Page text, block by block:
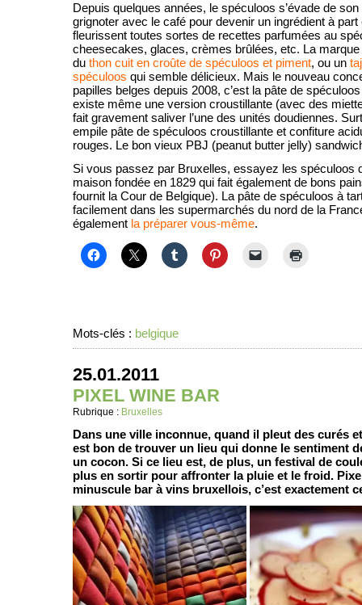
Depuis quelques années, le spéculoos s’évade de
grignoter avec le café pour devenir un ingrédient à part
fleurissent toutes sortes de recettes parfumées au
cheesecakes, glaces, crèmes brûlées, etc. La
du thon cuit en croûte de spéculoos et piment, ou un
spéculoos qui semble délicieux. Mais le nouveau
papilles belges depuis 2008, c’est la pâte de
existe même une version croustillante (avec des
fait gravement saliver l’une des unités doudiennes.
empile pâte de spéculoos croustillante et confiture
rouges. Le bon vieux PBJ (peanut butter jelly)
Si vous passez par Bruxelles, essayez les spéculoos
maison fondée en 1829 qui fait également de bons
fournit la Cour de Belgique). La pâte de spéculoos à
facilement dans les supermarchés du nord de la
également la préparer vous-même.
Mots-clés : belgique
25.01.2011
PIXEL WINE BAR
Rubrique : Bruxelles
Dans une ville inconnue, quand il pleut des curés
est bon de trouver un lieu qui donne le sentiment
un cocon. Si ce lieu est, de plus, un festival de
plus en sortir pour affronter la pluie et le froid.
minuscule bar à vins bruxellois, c’est exactement